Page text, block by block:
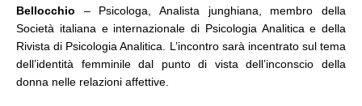
Bellocchio – Psicologa, Analista junghiana, membro della
Società italiana e internazionale di Psicologia Analitica e della
Rivista di Psicologia Analitica. L’incontro sarà incentrato sul tema
dell’identità femminile dal punto di vista dell’inconscio della
donna nelle relazioni affettive.